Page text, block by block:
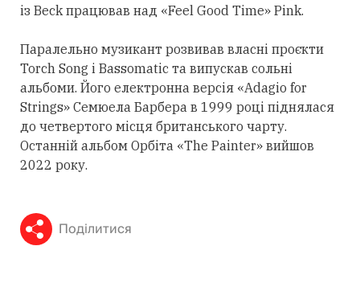
із Beck працював над «Feel Good Time» Pink.
Паралельно музикант розвивав власні проєкти
Torch Song і Bassomatic та випускав сольні
альбоми. Його електронна версія «Adagio for
Strings» Семюела Барбера в 1999 році піднялася
до четвертого місця британського чарту.
Останній альбом Орбіта «The Painter» вийшов
2022 року.
Поділитися